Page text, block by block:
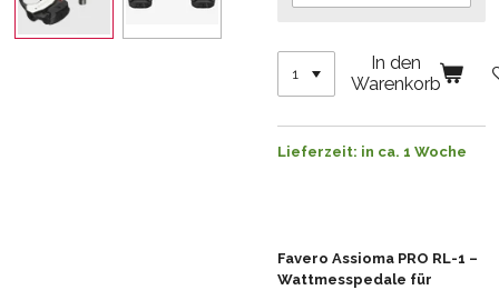
In den
Warenkorb
Lieferzeit: in ca. 1 Woche
Favero Assioma PRO RL-1 –
Wattmesspedale für